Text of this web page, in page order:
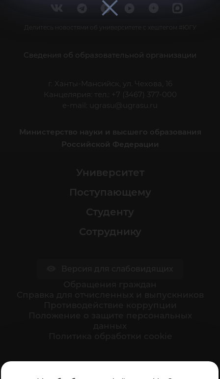
Делитесь новостями об университете с хештегом #ЮГУ
Сведения об образовательной организации
г. Ханты-Мансийск, ул. Чехова, 16
Канцелярия: тел.: +7 (3467) 377-000
e-mail: ugrasu@ugrasu.ru
Министерство науки и высшего образования
Российской Федерации
Университет
Поступающему
Студенту
Сотруднику